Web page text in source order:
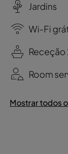
Jardins
Wi-Fi
Receção
Room
Mostrar todos